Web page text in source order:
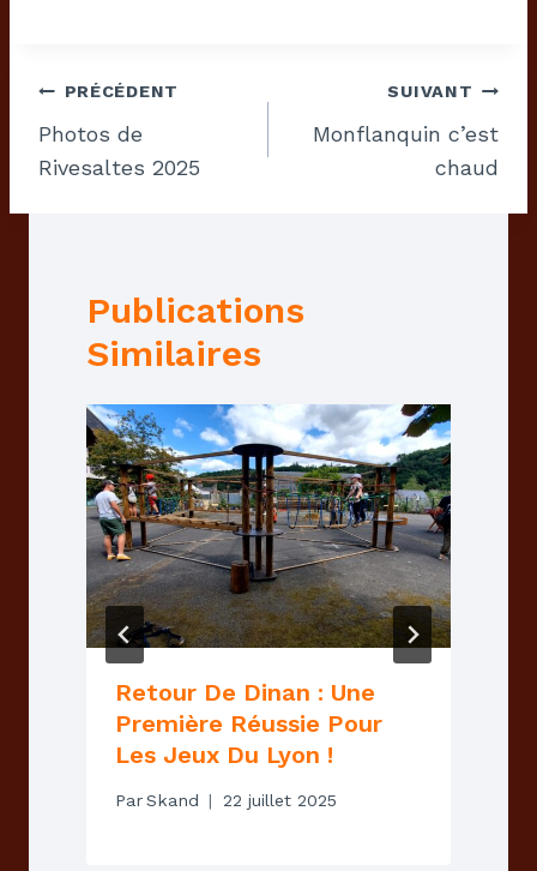
Navigation
De
L’article
PRÉCÉDENT
Photos de
Rivesaltes 2025
SUIVANT
Monflanquin c’est
chaud
Publications
Similaires
Retour De Dinan : Une
Première Réussie Pour
Les Jeux Du Lyon !
ParSkand 22 juillet 2025